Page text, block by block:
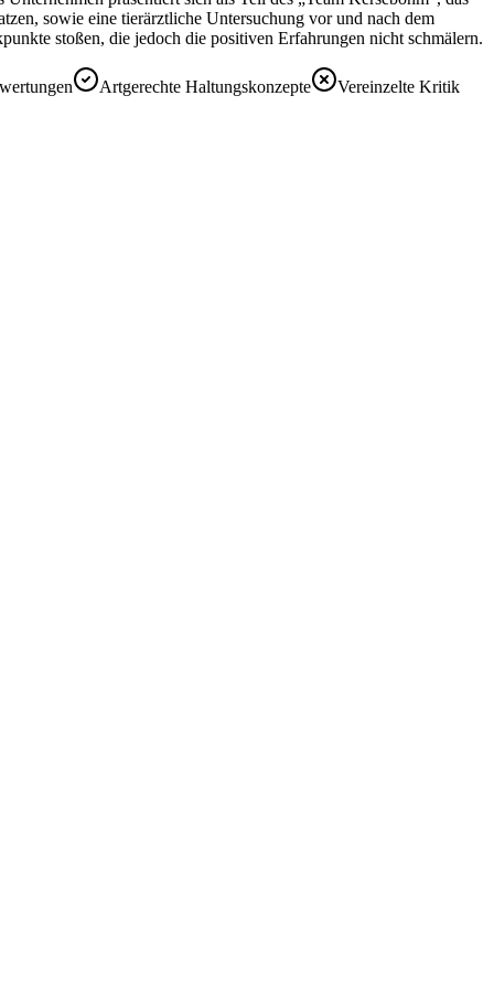
sowie eine tierärztliche Untersuchung vor und nach dem
stoßen, die jedoch die positiven Erfahrungen nicht schmälern.
Artgerechte Haltungskonzepte
Vereinzelte Kritik